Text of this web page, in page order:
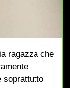
ragazza che
soprattutto